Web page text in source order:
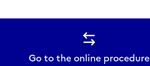
Go to the online procedure